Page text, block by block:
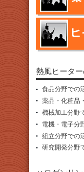
熱風ヒータ
食品分野での
薬品・化粧品
機械加工分野
電機・電子分
組立分野での
研究開発分野